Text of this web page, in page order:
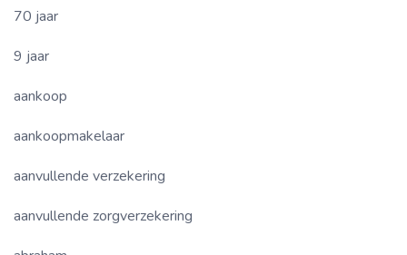
70 jaar
9 jaar
aankoop
aankoopmakelaar
aanvullende verzekering
aanvullende zorgverzekering